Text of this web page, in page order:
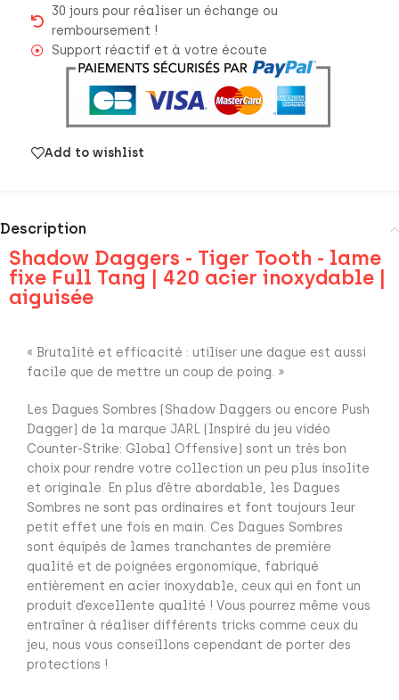
30 jours pour réaliser un échange ou
remboursement !
Support réactif et à votre écoute
Add to wishlist
Description
Shadow Daggers - Tiger Tooth - lame
fixe Full Tang | 420 acier inoxydable |
aiguisée
« Brutalité et efficacité : utiliser une dague est aussi
facile que de mettre un coup de poing. »
Les Dagues Sombres (Shadow Daggers ou encore Push
Dagger) de la marque JARL (Inspiré du jeu vidéo
Counter-Strike: Global Offensive) sont un très bon
choix pour rendre votre collection un peu plus insolite
et originale. En plus d’être abordable, les Dagues
Sombres ne sont pas ordinaires et font toujours leur
petit effet une fois en main. Ces Dagues Sombres
sont équipés de lames tranchantes de première
qualité et de poignées ergonomique, fabriqué
entièrement en acier inoxydable, ceux qui en font un
produit d’excellente qualité ! Vous pourrez même vous
entraîner à réaliser différents tricks comme ceux du
jeu, nous vous conseillons cependant de porter des
protections !